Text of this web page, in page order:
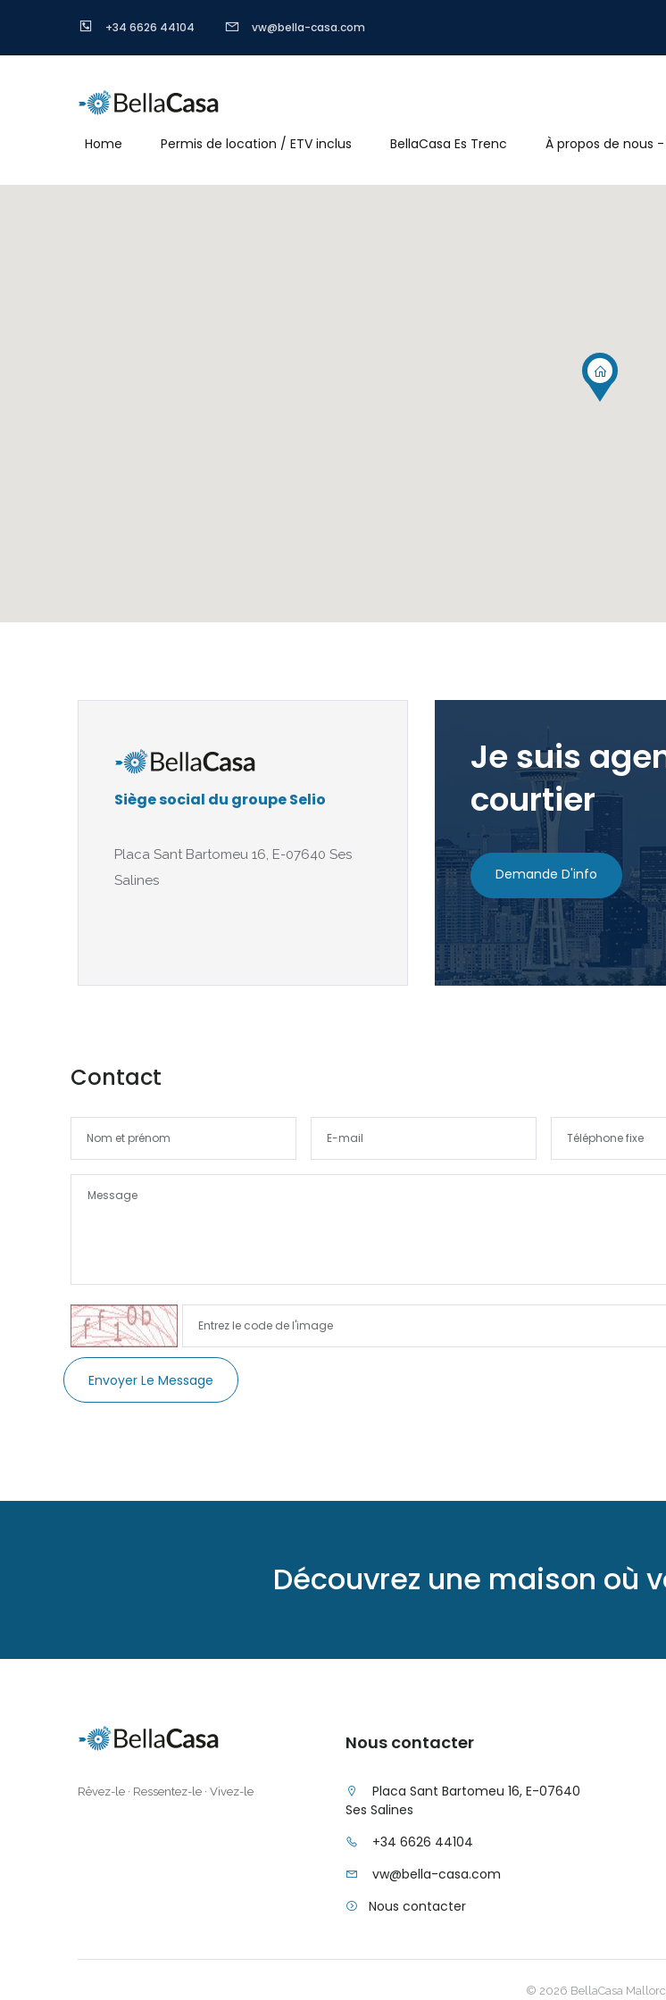
+34 6626 44104 vw@bella-casa.com
Home Permis de location / ETV inclus BellaCasa Es Trenc À propos de nous
Siège social du groupe Selio
Placa Sant Bartomeu 16, E-07640 Ses
Salines
Je suis
courtier
Demande D'info
Contact
Envoyer Le Message
Découvrez une maison où
Rêvez-le · Ressentez-le · Vivez-le
Nous contacter
Placa Sant Bartomeu 16, E-07640
Ses Salines
+34 6626 44104
vw@bella-casa.com
Nous contacter
© 2026 BellaCasa
Souviens-toi de moi